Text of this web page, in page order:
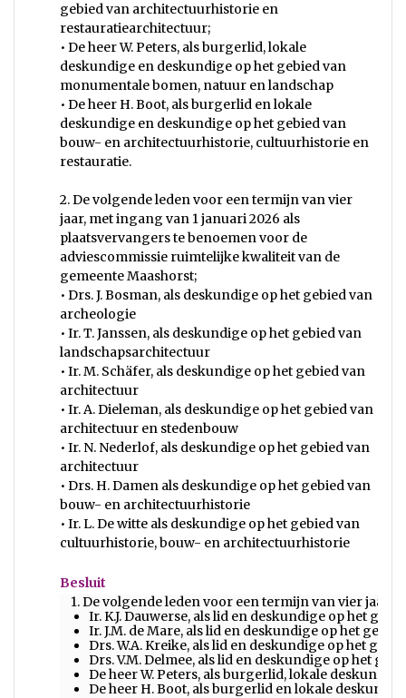
gebied van architectuurhistorie en
restauratiearchitectuur;
• De heer W. Peters, als burgerlid, lokale
deskundige en deskundige op het gebied van
monumentale bomen, natuur en landschap
• De heer H. Boot, als burgerlid en lokale
deskundige en deskundige op het gebied van
bouw- en architectuurhistorie, cultuurhistorie en
restauratie.
2. De volgende leden voor een termijn van vier
jaar, met ingang van 1 januari 2026 als
plaatsvervangers te benoemen voor de
adviescommissie ruimtelijke kwaliteit van de
gemeente Maashorst;
• Drs. J. Bosman, als deskundige op het gebied van
archeologie
• Ir. T. Janssen, als deskundige op het gebied van
landschapsarchitectuur
• Ir. M. Schäfer, als deskundige op het gebied van
architectuur
• Ir. A. Dieleman, als deskundige op het gebied van
architectuur en stedenbouw
• Ir. N. Nederlof, als deskundige op het gebied van
architectuur
• Drs. H. Damen als deskundige op het gebied van
bouw- en architectuurhistorie
• Ir. L. De witte als deskundige op het gebied van
cultuurhistorie, bouw- en architectuurhistorie
Besluit
1. De volgende leden voor een termijn van vier jaar,
Ir. K.J. Dauwerse, als lid en deskundige op het
Ir. J.M. de Mare, als lid en deskundige op het
Drs. W.A. Kreike, als lid en deskundige op het
Drs. V.M. Delmee, als lid en deskundige op het
De heer W. Peters, als burgerlid, lokale
De heer H. Boot, als burgerlid en lokale